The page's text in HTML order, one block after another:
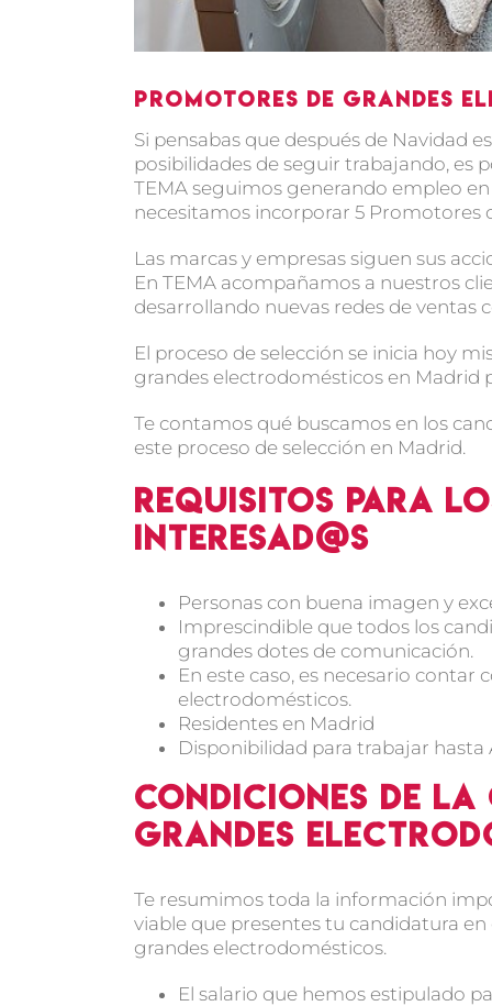
Promotores de grandes
Si pensabas que después de Navidad
posibilidades de seguir trabajando, es
TEMA seguimos generando empleo
necesitamos incorporar 5 Promotores
Las marcas y empresas siguen sus
En TEMA acompañamos a nuestros
desarrollando nuevas redes de ventas
El proceso de selección se inicia hoy
grandes electrodomésticos en Madrid
Te contamos qué buscamos en los
este proceso de selección en Madrid.
Requisitos para
interesad@s
Personas con buena imagen y
Imprescindible que todos los
grandes dotes de comunicación.
En este caso, es necesario
electrodomésticos.
Residentes en Madrid
Disponibilidad para trabajar
Condiciones de
grandes
Te resumimos toda la información
viable que presentes tu candidatura
grandes electrodomésticos.
El salario que hemos estipulado